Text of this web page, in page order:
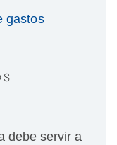
gastos
debe servir a